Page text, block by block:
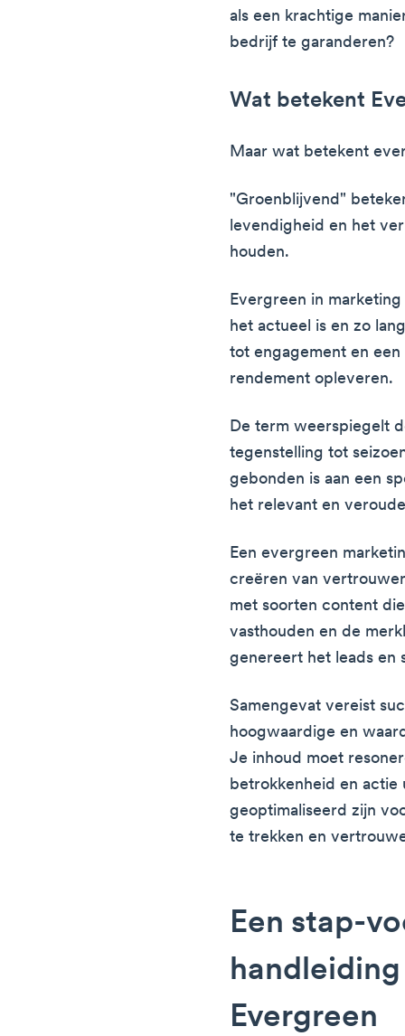
als een krachtige
bedrijf te garanderen?
Wat betekent
Maar wat betekent
"Groenblijvend"
levendigheid en het
houden.
Evergreen in
het actueel is en zo
tot engagement en
rendement opleveren.
De term weerspiegelt
tegenstelling tot
gebonden is aan een
het relevant en
Een evergreen
creëren van
met soorten content
vasthouden en de
genereert het leads en
Samengevat vereist
hoogwaardige en
Je inhoud moet
betrokkenheid en actie
geoptimaliseerd zijn
te trekken en
Een stap-
Evergreen